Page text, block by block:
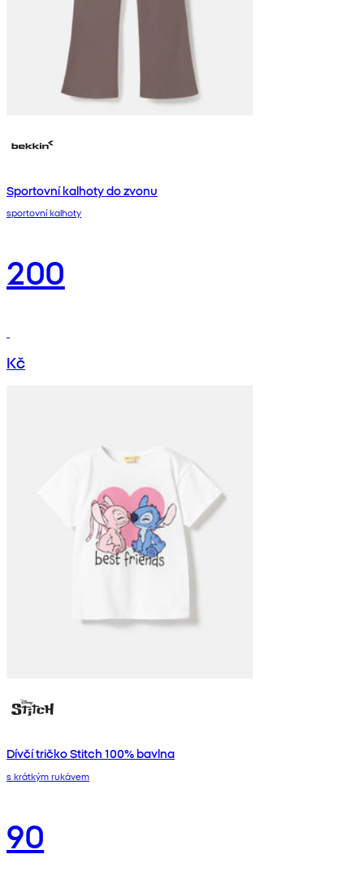
Sportovní kalhoty do zvonu
sportovní kalhoty
200
Kč
Dívčí tričko Stitch 100% bavlna
s krátkým rukávem
90